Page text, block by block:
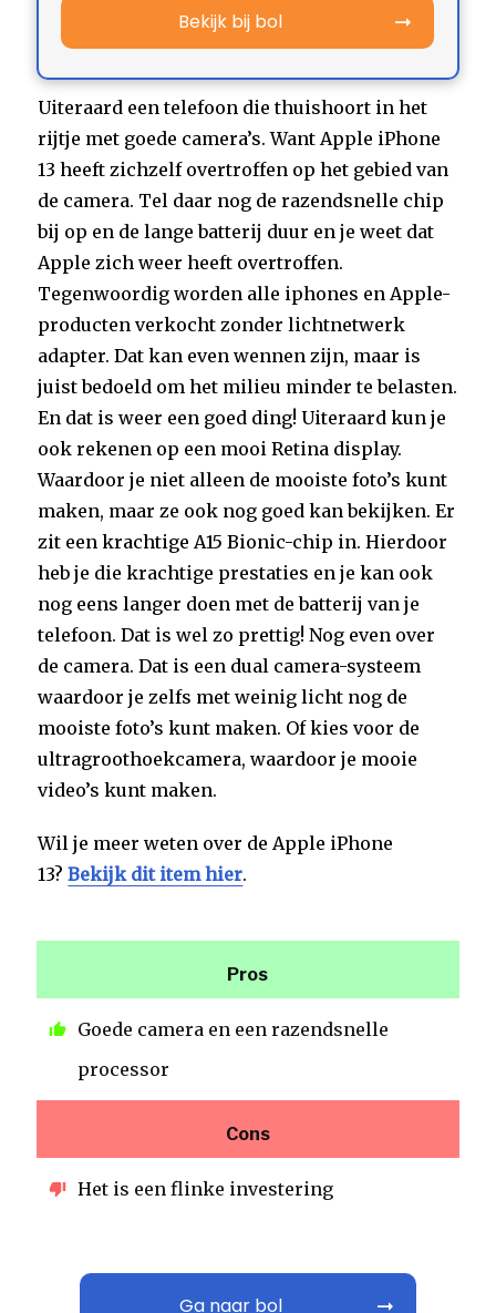
Bekijk bij bol
Uiteraard een telefoon die thuishoort in het
rijtje met goede camera’s. Want Apple iPhone
13 heeft zichzelf overtroffen op het gebied van
de camera. Tel daar nog de razendsnelle chip
bij op en de lange batterij duur en je weet dat
Apple zich weer heeft overtroffen.
Tegenwoordig worden alle iphones en Apple-
producten verkocht zonder lichtnetwerk
adapter. Dat kan even wennen zijn, maar is
juist bedoeld om het milieu minder te belasten.
En dat is weer een goed ding! Uiteraard kun je
ook rekenen op een mooi Retina display.
Waardoor je niet alleen de mooiste foto’s kunt
maken, maar ze ook nog goed kan bekijken. Er
zit een krachtige A15 Bionic-chip in. Hierdoor
heb je die krachtige prestaties en je kan ook
nog eens langer doen met de batterij van je
telefoon. Dat is wel zo prettig! Nog even over
de camera. Dat is een dual camera-systeem
waardoor je zelfs met weinig licht nog de
mooiste foto’s kunt maken. Of kies voor de
ultragroothoekcamera, waardoor je mooie
video’s kunt maken.
Wil je meer weten over de Apple iPhone
13?Bekijk dit item hier.
Pros
Goede camera en een razendsnelle
processor
Cons
Het is een flinke investering
Ga naar bol